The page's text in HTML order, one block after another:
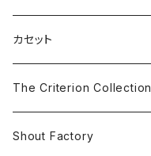
SF
ドラマ/ロマンス
アクション/クライム
Rock & Pop
The Smiths
Iron and Wine
Classical
Electronic & Ambient
カセット
The Criterion Collection
Shout Factory